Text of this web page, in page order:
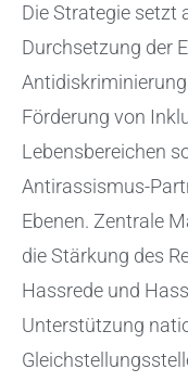
Die Strategie setzt
Durchsetzung der
Förderung von
Lebensbereichen
Antirassismus-
Ebenen. Zentrale
die Stärkung des
Hassrede und
Unterstützung